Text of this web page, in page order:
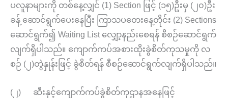
ပလူနာများကို တစ်နေ့လျှင် (1) Section ဖြင့် (၁၅)ဦးမှ (၂၀)ဦး
ခန့် ဆောင်ရွက်ပေးနေပြီး ကြာသပတေးနေ့တိုင်း (2) Sections
ဆောင်ရွက်၍ Waiting List လျှော့နည်းစေရန် စီစဉ်ဆောင်ရွက်
လျက်ရှိပါသည်။ ကျောက်ကပ်အစားထိုးခွဲစိတ်ကုသမှုကို လ
စဉ် (၂)တွဲနှုန်းဖြင့် ခွဲစိတ်ရန် စီစဉ်ဆောင်ရွက်လျက်ရှိပါသည်။
(၂) ဆီးနှင့်ကျောက်ကပ်ခွဲစိတ်ကုဌာနအနေဖြင့်